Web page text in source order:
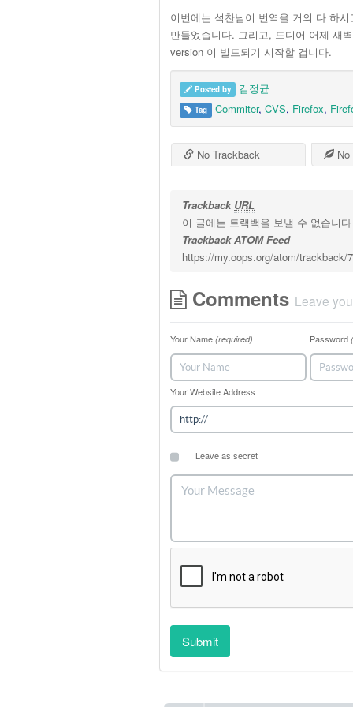
이번에는 석찬님이 번역을 거의 다 하
만들었습니다. 그리고, 드디어 어제 새
version 이 빌드되기 시작할 겁니다.
Posted by 김정균
Tag Commiter, CVS, Firefox,
No Trackback No
Trackback URL
이 글에는 트랙백을 보낼 수 없습니다
Trackback ATOM Feed
https://my.oops.org/atom/trackback/
Comments Leave
Your Name (required) Password
Your Website Address
Leave as secret
Submit